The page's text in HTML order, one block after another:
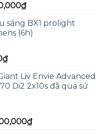
₫Giá
tại
là:
sáng BX1 prolight
(6h)
₫Giá
tại
là:
Liv Envie Advanced
Di2 2x10s đã qua sử
₫Giá